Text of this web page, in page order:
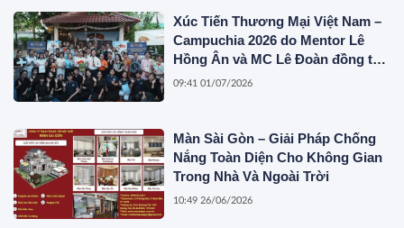
Xúc Tiến Thương Mại Việt Nam –
Campuchia 2026 do Mentor Lê
Hồng Ân và MC Lê Đoàn đồng tổ
chức
09:41 01/07/2026
Màn Sài Gòn – Giải Pháp Chống
Nắng Toàn Diện Cho Không Gian
Trong Nhà Và Ngoài Trời
10:49 26/06/2026